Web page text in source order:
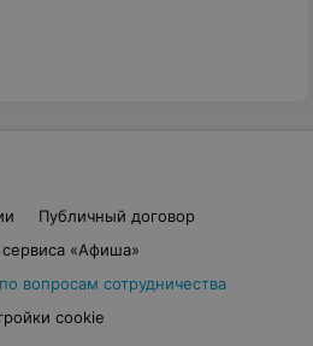
Публичный договор
«Афиша»
вопросам сотрудничества
cookie